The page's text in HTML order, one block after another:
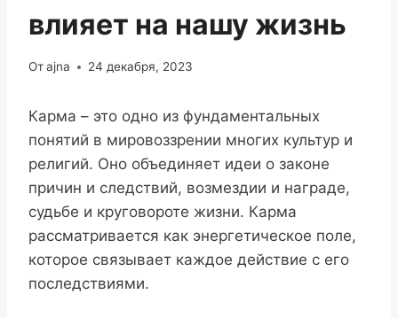
влияет на нашу жизнь
Отajna 24 декабря, 2023
Карма – это одно из фундаментальных
понятий в мировоззрении многих культур и
религий. Оно объединяет идеи о законе
причин и следствий, возмездии и награде,
судьбе и круговороте жизни. Карма
рассматривается как энергетическое поле,
которое связывает каждое действие с его
последствиями.